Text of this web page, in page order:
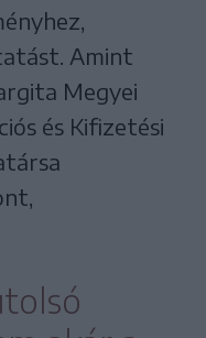
Amint
Megyei
és Kifizetési